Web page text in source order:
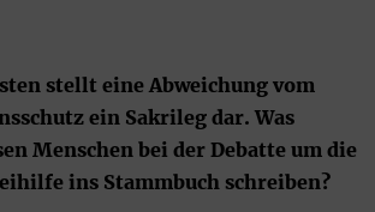
stellt eine Abweichung vom
ein Sakrileg dar. Was
Menschen bei der Debatte um die
ins Stammbuch schreiben?